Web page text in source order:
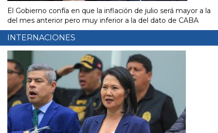
El Gobierno confía en que la inflación de julio será mayor a la
del mes anterior pero muy inferior a la del dato de CABA
INTERNACIONES